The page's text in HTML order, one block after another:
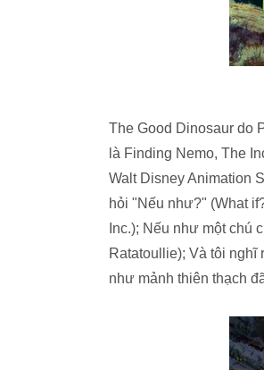
The Good Dinosaur do
là Finding Nemo, The
Walt Disney Animation
hỏi "Nếu như?" (What
Inc.); Nếu như một chú
Ratatoullie); Và tôi nghĩ
như mảnh thiên thạch